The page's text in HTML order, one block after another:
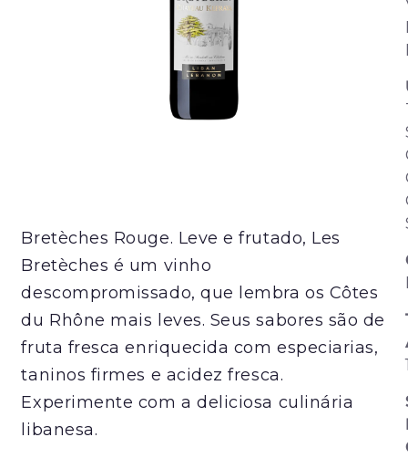
Bretèches Rouge. Leve e frutado, Les
Bretèches é um vinho
descompromissado, que lembra os Côtes
du Rhône mais leves. Seus sabores são de
fruta fresca enriquecida com especiarias,
taninos firmes e acidez fresca.
Experimente com a deliciosa culinária
libanesa.